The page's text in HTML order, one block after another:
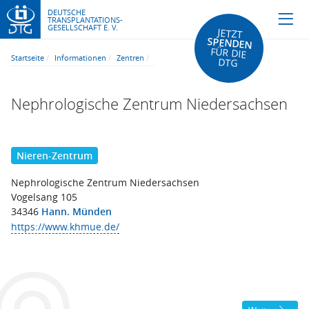
DEUTSCHE
TRANSPLANTATIONS-
GESELLSCHAFT E. V. JETZT
SPENDEN
FÜR DIE
DTG
Startseite Informationen Zentren
Nephrologische Zentrum Niedersachsen
Nieren-Zentrum
Nephrologische Zentrum Niedersachsen
Vogelsang 105
34346 Hann. Münden
https://www.khmue.de/